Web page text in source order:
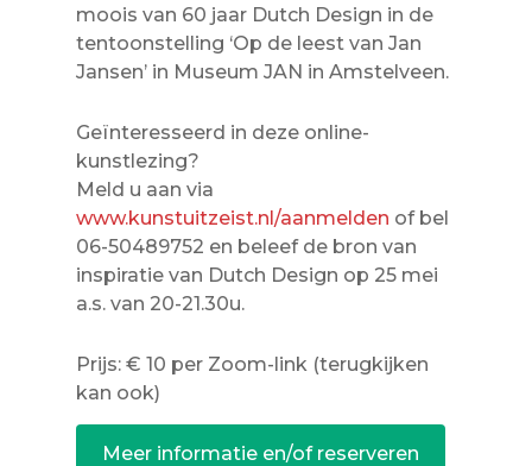
moois van 60 jaar Dutch Design in de
tentoonstelling ‘Op de leest van Jan
Jansen’ in Museum JAN in Amstelveen.
Geïnteresseerd in deze online-
kunstlezing?
Meld u aan via
www.kunstuitzeist.nl/aanmelden of bel
06-50489752 en beleef de bron van
inspiratie van Dutch Design op 25 mei
a.s. van 20-21.30u.
Prijs: € 10 per Zoom-link (terugkijken
kan ook)
Meer informatie en/of reserveren